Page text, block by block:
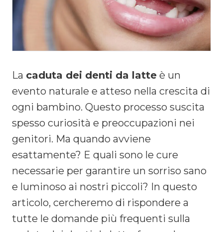
La caduta dei denti da latte è un
evento naturale e atteso nella crescita di
ogni bambino. Questo processo suscita
spesso curiosità e preoccupazioni nei
genitori. Ma quando avviene
esattamente? E quali sono le cure
necessarie per garantire un sorriso sano
e luminoso ai nostri piccoli? In questo
articolo, cercheremo di rispondere a
tutte le domande più frequenti sulla